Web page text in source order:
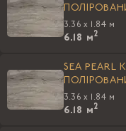
3.36 x 1.84 м
6.18 м2
SEA PEARL
3.36 x 1.84 м
6.18 м2